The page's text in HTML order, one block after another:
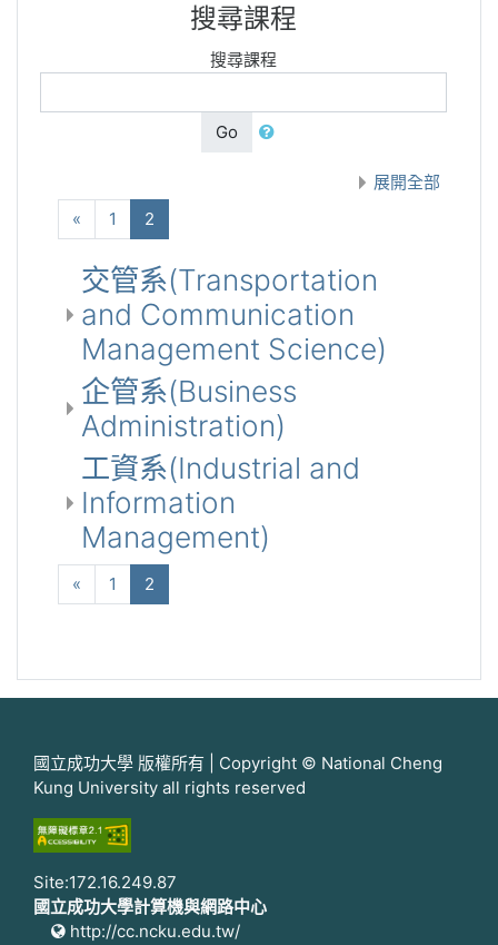
搜尋課程
搜尋課程
Go
展開全部
« 向前1 2
交管系(Transportation
and Communication
Management Science)
企管系(Business
Administration)
工資系(Industrial and
Information
Management)
« 向前1 2
國立成功大學 版權所有 | Copyright © National Cheng
Kung University all rights reserved
Site:172.16.249.87
國立成功大學計算機與網路中心
http://cc.ncku.edu.tw/